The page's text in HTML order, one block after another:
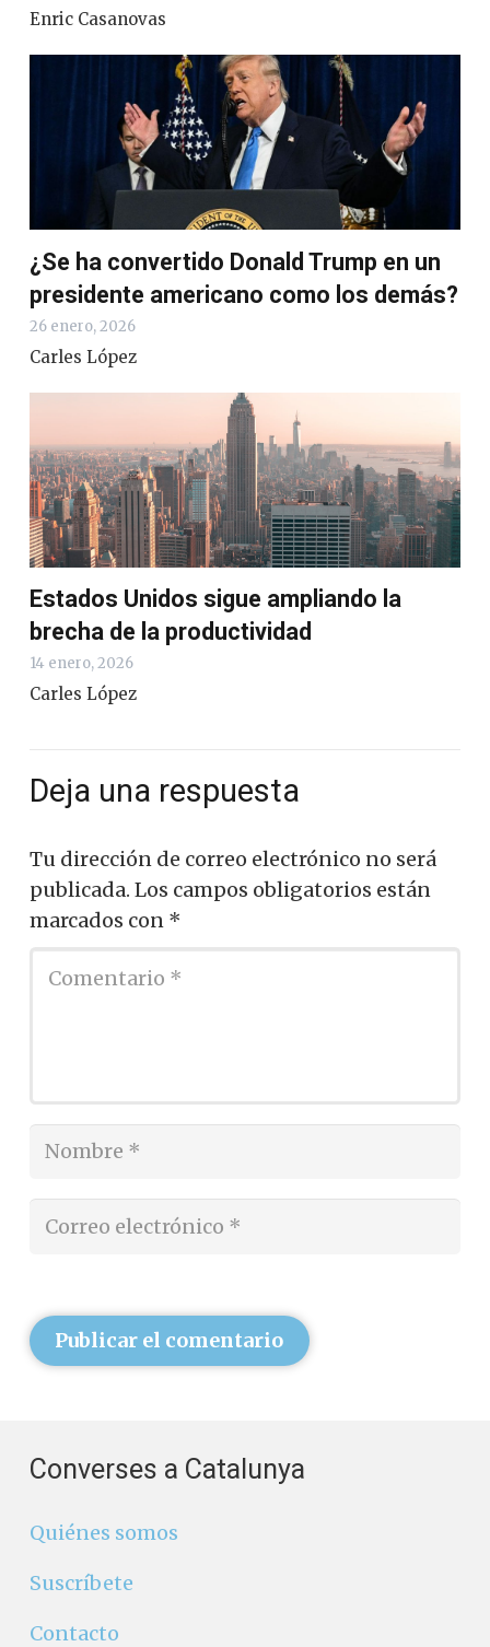
Enric Casanovas
¿Se ha convertido Donald Trump en un
presidente americano como los demás?
26 enero, 2026
Carles López
Estados Unidos sigue ampliando la
brecha de la productividad
14 enero, 2026
Carles López
Deja una respuesta
Tu dirección de correo electrónico no será
publicada. Los campos obligatorios están
marcados con *
Publicar el comentario
Converses a Catalunya
Quiénes somos
Suscríbete
Contacto